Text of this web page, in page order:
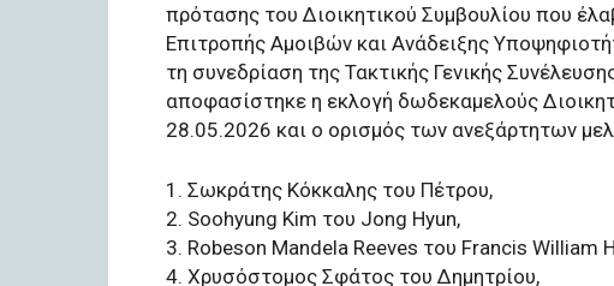
πρότασης του Διοικητικού Συμβουλίου που
Επιτροπής Αμοιβών και Ανάδειξης
τη συνεδρίαση της Τακτικής Γενικής
αποφασίστηκε η εκλογή δωδεκαμελούς
28.05.2026 και ο ορισμός των ανεξάρτητων
1. Σωκράτης Κόκκαλης του Πέτρου,
2. Soohyung Kim του Jong Hyun,
3. Robeson Mandela Reeves του Francis William
4. Χρυσόστομος Σφάτος του Δημητρίου,